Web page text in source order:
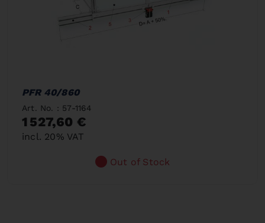
PFR 40/860
Art. No. : 57-1164
1 527,60 €
incl. 20% VAT
Out of Stock